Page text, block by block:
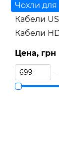
Чохли для
Кабели
Кабели
Цена, грн
От Цена, грн
До Цена,